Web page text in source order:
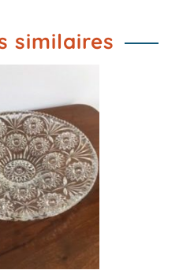
similaires